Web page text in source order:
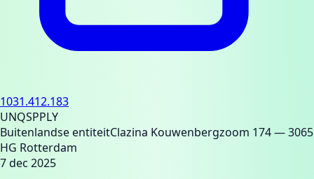
1031.412.183
UNQSPPLY
Buitenlandse entiteitClazina Kouwenbergzoom 174— 3065
HG Rotterdam
7 dec 2025